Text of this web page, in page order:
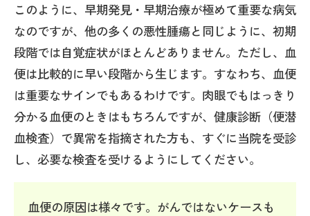
このように、早期発見・早期治療が極めて重要な病気
なのですが、他の多くの悪性腫瘍と同じように、初期
段階では自覚症状がほとんどありません。ただし、血
便は比較的に早い段階から生じます。すなわち、血便
は重要なサインでもあるわけです。肉眼でもはっきり
分かる血便のときはもちろんですが、健康診断（便潜
血検査）で異常を指摘された方も、すぐに当院を受診
し、必要な検査を受けるようにしてください。
血便の原因は様々です。がんではないケースも